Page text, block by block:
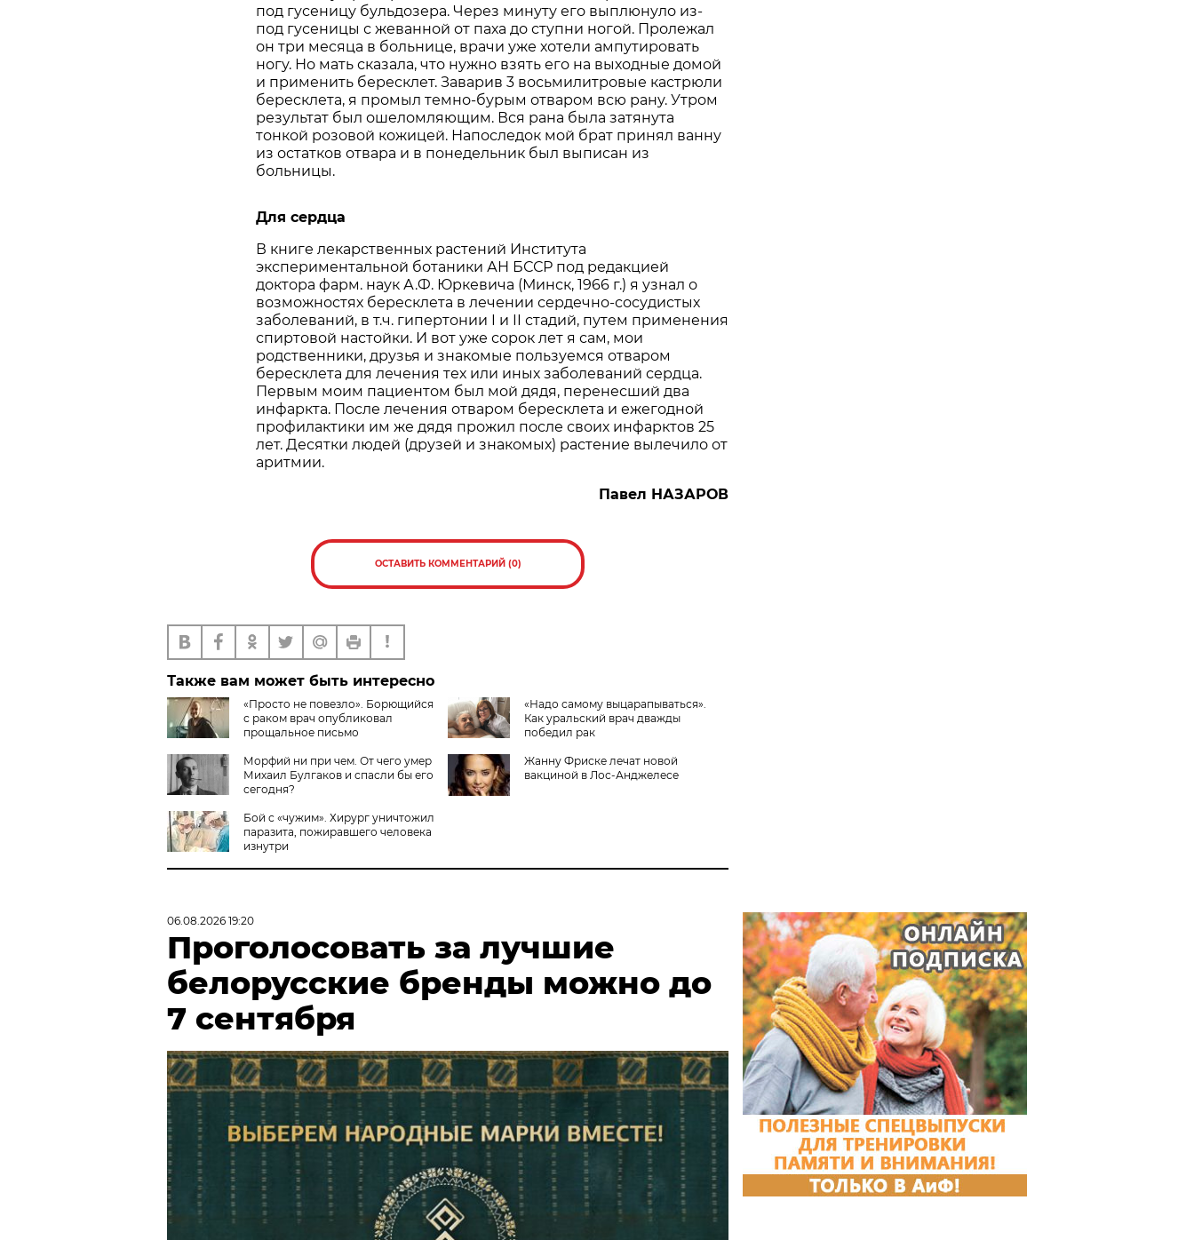
под гусеницу бульдозера. Через минуту его выплюнуло из-
под гусеницы с жеванной от паха до ступни ногой. Пролежал
он три месяца в больнице, врачи уже хотели ампутировать
ногу. Но мать сказала, что нужно взять его на выходные домой
и применить бересклет. Заварив 3 восьмилитровые кастрюли
бересклета, я промыл темно-бурым отваром всю рану. Утром
результат был ошеломляющим. Вся рана была затянута
тонкой розовой кожицей. Напоследок мой брат принял ванну
из остатков отвара и в понедельник был выписан из
больницы.
Для сердца
В книге лекарственных растений Института
экспериментальной ботаники АН БССР под редакцией
доктора фарм. наук А.Ф. Юркевича (Минск, 1966 г.) я узнал о
возможностях бересклета в лечении сердечно-сосудистых
заболеваний, в т.ч. гипертонии I и II стадий, путем применения
спиртовой настойки. И вот уже сорок лет я сам, мои
родственники, друзья и знакомые пользуемся отваром
бересклета для лечения тех или иных заболеваний сердца.
Первым моим пациентом был мой дядя, перенесший два
инфаркта. После лечения отваром бересклета и ежегодной
профилактики им же дядя прожил после своих инфарктов 25
лет. Десятки людей (друзей и знакомых) растение вылечило от
аритмии.
Павел НАЗАРОВ
ОСТАВИТЬ КОММЕНТАРИЙ (0)
Также вам может быть интересно
«Просто не повезло». Борющийся
с раком врач опубликовал
прощальное письмо
«Надо самому выцарапываться».
Как уральский врач дважды
победил рак
Морфий ни при чем. От чего умер
Михаил Булгаков и спасли бы его
сегодня?
Жанну Фриске лечат новой
вакциной в Лос-Анджелесе
Бой с «чужим». Хирург уничтожил
паразита, пожиравшего человека
изнутри
06.08.2026 19:20
Проголосовать за лучшие
белорусские бренды можно до
7 сентября